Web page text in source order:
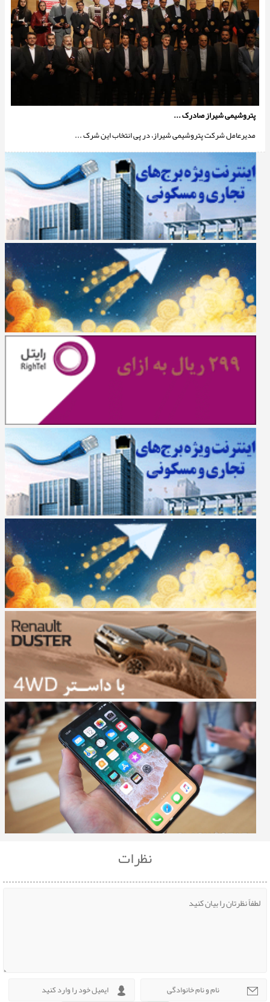
پتروشیمی شیراز صادرک ...
مدیرعامل شرکت پتروشیمی شیراز، در پی انتخاب این شرک ...
نظرات